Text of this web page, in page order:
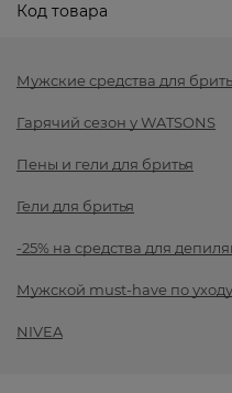
Код товара
Мужские средства для
Гарячий сезон у WATSONS
Пены и гели для бритья
Гели для бритья
-25% на средства для
Мужской must-have по уходу
NIVEA